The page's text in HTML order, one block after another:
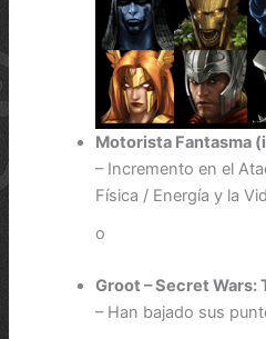
Motorista Fantasma
– Incremento en el
Física / Energía y la
o
Groot – Secret Wars:
– Han bajado sus